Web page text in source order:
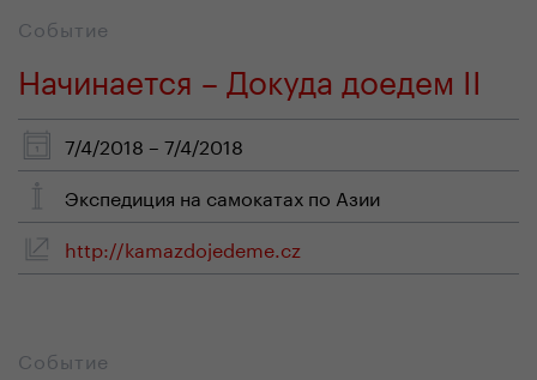
Событие
Начинается – Докуда доедем II
7/4/2018 – 7/4/2018
Экспедиция на самокатах по Азии
http://kamazdojedeme.cz
Событие